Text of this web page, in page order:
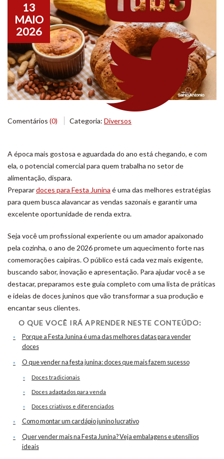
Comentários (0) Categoria: Diversos
A época mais gostosa e aguardada do ano está chegando, e com
ela, o potencial comercial para quem trabalha no setor de
alimentação, dispara.
Preparardoces para Festa Junina é uma das melhores estratégias
para quem busca alavancar as vendas sazonais e garantir uma
excelente oportunidade de renda extra.
Seja você um profissional experiente ou um amador apaixonado
pela cozinha, o ano de 2026 promete um aquecimento forte nas
comemorações caipiras. O público está cada vez mais exigente,
buscando sabor, inovação e apresentação. Para ajudar você a se
destacar, preparamos este guia completo com uma lista de práticas
e ideias de doces juninos que vão transformar a sua produção e
encantar seus clientes.
O QUE VOCÊ IRÁ APRENDER NESTE CONTEÚDO:
Porque a Festa Junina é uma das melhores datas para vender
doces
O que vender na festa junina: doces que mais fazem sucesso
Doces tradicionais
Doces adaptados para venda
Doces criativos e diferenciados
Como montar um cardápio junino lucrativo
Quer vender mais na Festa Junina? Veja embalagens e utensílios
ideais
13
MAIO
2026